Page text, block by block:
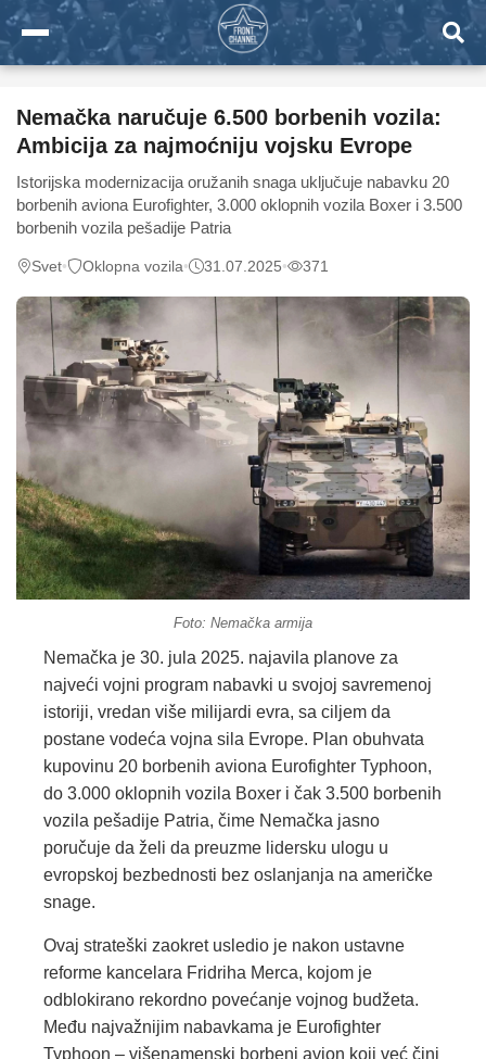
Nemačka naručuje 6.500 borbenih vozila:
Ambicija za najmoćniju vojsku Evrope
Istorijska modernizacija oružanih snaga uključuje nabavku 20
borbenih aviona Eurofighter, 3.000 oklopnih vozila Boxer i 3.500
borbenih vozila pešadije Patria
Svet• Oklopna vozila• 31.07.2025• 371
0
Foto: Nemačka armija
Nemačka je 30. jula 2025. najavila planove za
najveći vojni program nabavki u svojoj savremenoj
istoriji, vredan više milijardi evra, sa ciljem da
postane vodeća vojna sila Evrope. Plan obuhvata
kupovinu 20 borbenih aviona Eurofighter Typhoon,
do 3.000 oklopnih vozila Boxer i čak 3.500 borbenih
vozila pešadije Patria, čime Nemačka jasno
poručuje da želi da preuzme lidersku ulogu u
evropskoj bezbednosti bez oslanjanja na američke
snage.
Ovaj strateški zaokret usledio je nakon ustavne
reforme kancelara Fridriha Merca, kojom je
odblokirano rekordno povećanje vojnog budžeta.
Među najvažnijim nabavkama je Eurofighter
Typhoon – višenamenski borbeni avion koji već čini